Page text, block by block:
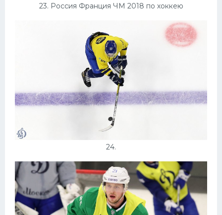
23. Россия Франция ЧМ 2018 по хоккею
24.